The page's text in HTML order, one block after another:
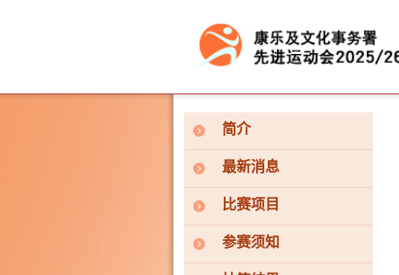
按“Tab”进入菜单
简介
最新消息
比赛项目
参赛须知